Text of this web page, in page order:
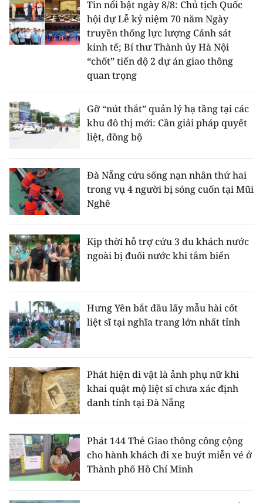
Tin nổi bật ngày 8/8: Chủ tịch Quốc
hội dự Lễ kỷ niệm 70 năm Ngày
truyền thống lực lượng Cảnh sát
kinh tế; Bí thư Thành ủy Hà Nội
“chốt” tiến độ 2 dự án giao thông
quan trọng
Gỡ “nút thắt” quản lý hạ tầng tại các
khu đô thị mới: Cần giải pháp quyết
liệt, đồng bộ
Đà Nẵng cứu sống nạn nhân thứ hai
trong vụ 4 người bị sóng cuốn tại Mũi
Nghê
Kịp thời hỗ trợ cứu 3 du khách nước
ngoài bị đuối nước khi tắm biển
Hưng Yên bắt đầu lấy mẫu hài cốt
liệt sĩ tại nghĩa trang lớn nhất tỉnh
Phát hiện di vật là ảnh phụ nữ khi
khai quật mộ liệt sĩ chưa xác định
danh tính tại Đà Nẵng
Phát 144 Thẻ Giao thông công cộng
cho hành khách đi xe buýt miễn vé ở
Thành phố Hồ Chí Minh